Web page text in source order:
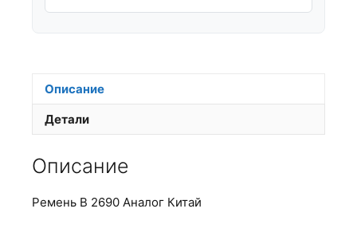
Описание
Детали
Описание
Ремень B 2690 Аналог Китай